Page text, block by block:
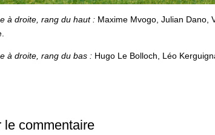
à droite, rang du haut : Maxime Mvogo, Julian Dano,
à droite, rang du bas : Hugo Le Bolloch, Léo
le commentaire